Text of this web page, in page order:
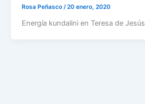
Rosa Peñasco /20 enero, 2020
Energía kundalini en Teresa de Jesús